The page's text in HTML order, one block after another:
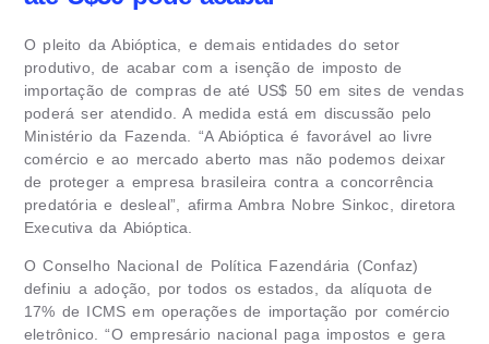
O pleito da Abióptica, e demais entidades do setor
produtivo, de acabar com a isenção de imposto de
importação de compras de até US$ 50 em sites de vendas
poderá ser atendido. A medida está em discussão pelo
Ministério da Fazenda. “A Abióptica é favorável ao livre
comércio e ao mercado aberto mas não podemos deixar
de proteger a empresa brasileira contra a concorrência
predatória e desleal”, afirma Ambra Nobre Sinkoc, diretora
Executiva da Abióptica.
O Conselho Nacional de Política Fazendária (Confaz)
definiu a adoção, por todos os estados, da alíquota de
17% de ICMS em operações de importação por comércio
eletrônico. “O empresário nacional paga impostos e gera